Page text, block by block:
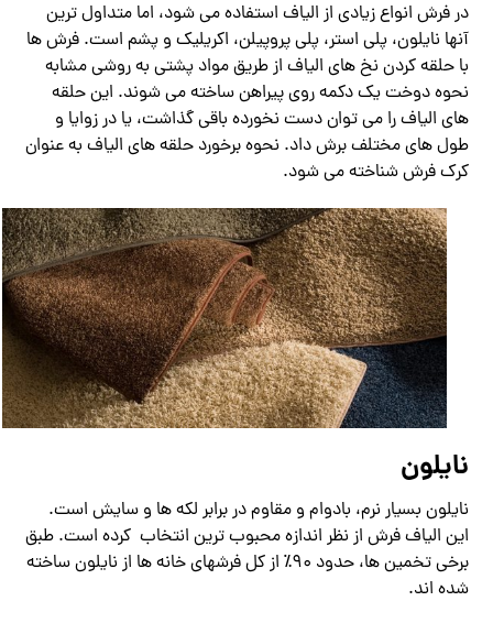
در فرش انواع زیادی از الیاف استفاده می شود، اما متداول ترین
آنها نایلون، پلی استر، پلی پروپیلن، اکریلیک و پشم است. فرش ها
با حلقه کردن نخ های الیاف از طریق مواد پشتی به روشی مشابه
نحوه دوخت یک دکمه روی پیراهن ساخته می شوند. این حلقه
های الیاف را می توان دست نخورده باقی گذاشت، یا در زوایا و
طول های مختلف برش داد. نحوه برخورد حلقه های الیاف به عنوان
کرک فرش شناخته می شود.
نایلون
نایلون بسیار نرم، بادوام و مقاوم در برابر لکه ها و سایش است.
این الیاف فرش از نظر اندازه محبوب ترین انتخاب کرده است. طبق
برخی تخمین ها، حدود 90٪ از کل فرشهای خانه ها از نایلون ساخته
شده اند.